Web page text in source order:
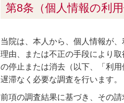
第8条（個人情報の利用
当院は、本人から、個人情報が
理由、または不正の手段により
の停止または消去（以下、「利
遅滞なく必要な調査を行います。
前項の調査結果に基づき、その